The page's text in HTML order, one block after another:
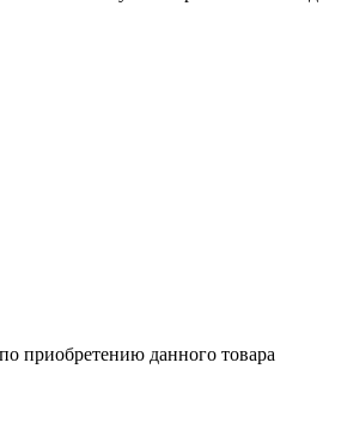
приобретению данного товара